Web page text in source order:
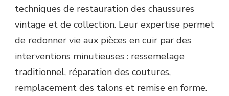
techniques de restauration des chaussures
vintage et de collection. Leur expertise permet
de redonner vie aux pièces en cuir par des
interventions minutieuses : ressemelage
traditionnel, réparation des coutures,
remplacement des talons et remise en forme.